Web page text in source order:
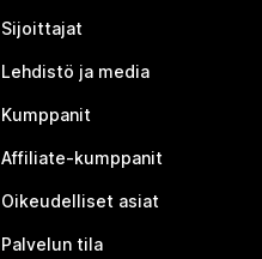
Sijoittajat
Lehdistö ja media
Kumppanit
Affiliate-kumppanit
Oikeudelliset asiat
Palvelun tila